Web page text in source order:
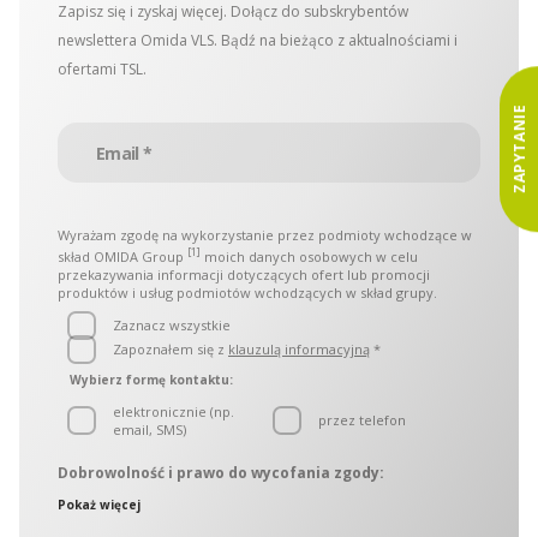
Zapisz się i zyskaj więcej. Dołącz do subskrybentów
newslettera Omida VLS. Bądź na bieżąco z aktualnościami i
ofertami TSL.
Wyrażam zgodę na wykorzystanie przez podmioty wchodzące w
skład OMIDA Group [1] moich danych osobowych w celu
przekazywania informacji dotyczących ofert lub promocji
produktów i usług podmiotów wchodzących w skład grupy.
Zaznacz wszystkie
Zapoznałem się z klauzulą informacyjną *
Wybierz formę kontaktu:
elektronicznie (np.
email, SMS)
przez telefon
Dobrowolność i prawo do wycofania zgody:
wchodzące w skład OMIDA Group, zwane w dalszej części
Pokaż więcej
ZAPYTANIE